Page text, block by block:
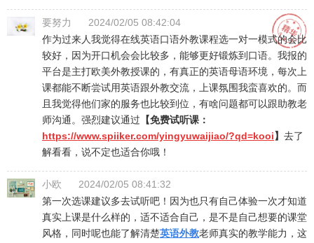
要努力
2024/02/05 08:42:04
作为过来人我觉得在线英语口语外教课程选一对一模式的会比
较好，因为开口机会会比较多，能够更好锻炼到口语。我报的
平台是主打欧美外教授课的，有真正的英语母语环境，每次上
课都能不断尝试用英语跟外教交流，上课氛围我蛮喜欢的。而
且我觉得他们家的服务也比较到位，有啥问题都可以跟助教老
师沟通。强烈建议通过 【免费试听课：
https://www.spiiker.com/yingyuwaijiao/?qd=kooi】 去了
解看看，说不定也适合你哦！
小欧
2024/02/05 08:41:32
第一次选课建议多去试听吧！因为也只有自己体验一次才知道
真实上课是什么样的，适不适合自己，是不是自己想要的课堂
风格，同时呢也能了解清楚英语外教老师真实的教学能力，这